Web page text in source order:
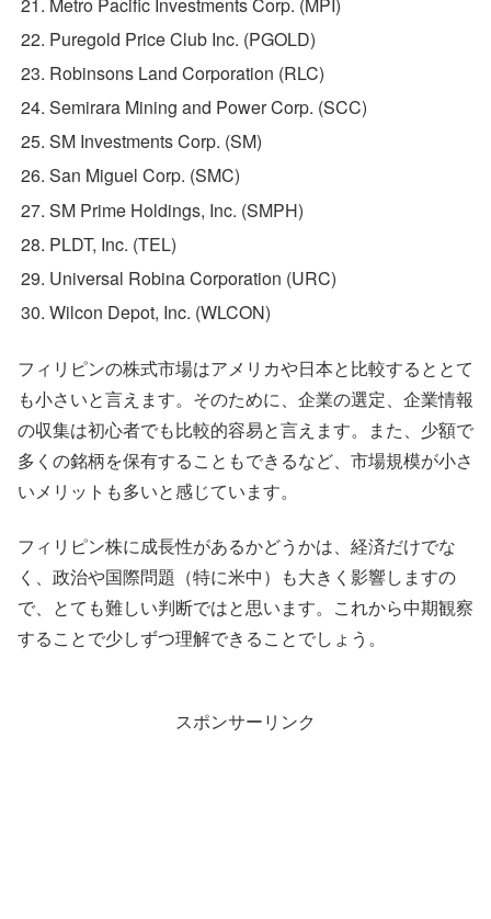
Puregold Price Club Inc. (PGOLD)
Robinsons Land Corporation (RLC)
Semirara Mining and Power Corp. (SCC)
SM Investments Corp. (SM)
San Miguel Corp. (SMC)
SM Prime Holdings, Inc. (SMPH)
PLDT, Inc. (TEL)
Universal Robina Corporation (URC)
Wilcon Depot, Inc. (WLCON)
フィリピンの株式市場はアメリカや日本と比較するととて
も小さいと言えます。そのために、企業の選定、企業情報
の収集は初心者でも比較的容易と言えます。また、少額で
多くの銘柄を保有することもできるなど、市場規模が小さ
いメリットも多いと感じています。
フィリピン株に成長性があるかどうかは、経済だけでな
く、政治や国際問題（特に米中）も大きく影響しますの
で、とても難しい判断ではと思います。これから中期観察
することで少しずつ理解できることでしょう。
スポンサーリンク